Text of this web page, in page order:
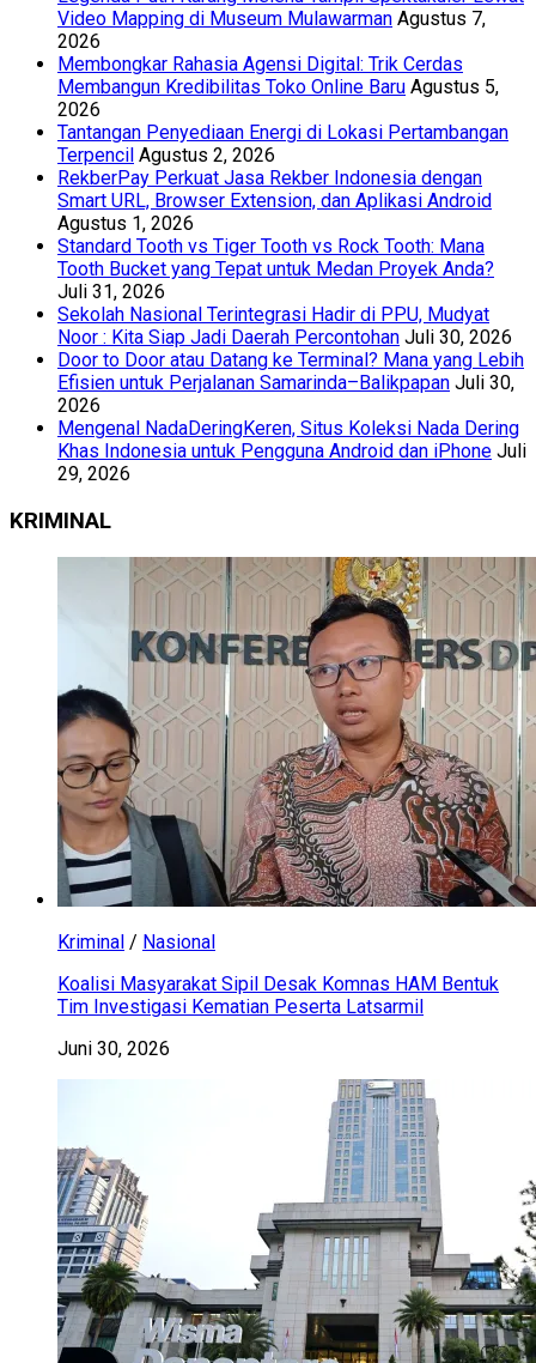
Video Mapping di Museum Mulawarman Agustus 7,
2026
Membongkar Rahasia Agensi Digital: Trik Cerdas
Membangun Kredibilitas Toko Online Baru Agustus 5,
2026
Tantangan Penyediaan Energi di Lokasi Pertambangan
Terpencil Agustus 2, 2026
RekberPay Perkuat Jasa Rekber Indonesia dengan
Smart URL, Browser Extension, dan Aplikasi Android
Agustus 1, 2026
Standard Tooth vs Tiger Tooth vs Rock Tooth: Mana
Tooth Bucket yang Tepat untuk Medan Proyek Anda?
Juli 31, 2026
Sekolah Nasional Terintegrasi Hadir di PPU, Mudyat
Noor : Kita Siap Jadi Daerah Percontohan Juli 30, 2026
Door to Door atau Datang ke Terminal? Mana yang Lebih
Efisien untuk Perjalanan Samarinda–Balikpapan Juli 30,
2026
Mengenal NadaDeringKeren, Situs Koleksi Nada Dering
Khas Indonesia untuk Pengguna Android dan iPhone Juli
29, 2026
KRIMINAL
Kriminal / Nasional
Koalisi Masyarakat Sipil Desak Komnas HAM Bentuk
Tim Investigasi Kematian Peserta Latsarmil
Juni 30, 2026